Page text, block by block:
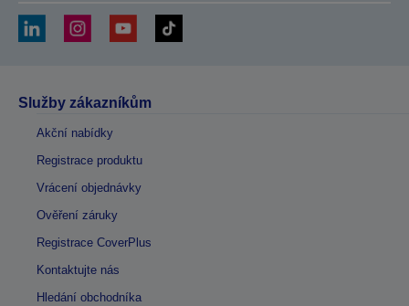
Služby zákazníkům
Akční nabídky
Registrace produktu
Vrácení objednávky
Ověření záruky
Registrace CoverPlus
Kontaktujte nás
Hledání obchodníka